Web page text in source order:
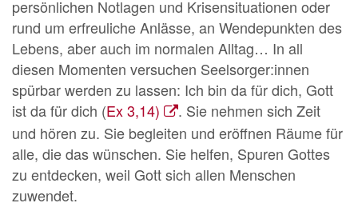
persönlichen Notlagen und Krisensituationen oder
rund um erfreuliche Anlässe, an Wendepunkten des
Lebens, aber auch im normalen Alltag… In all
diesen Momenten versuchen Seelsorger:innen
spürbar werden zu lassen: Ich bin da für dich, Gott
ist da für dich (Ex 3,14)
. Sie nehmen sich Zeit
und hören zu. Sie begleiten und eröffnen Räume für
alle, die das wünschen. Sie helfen, Spuren Gottes
zu entdecken, weil Gott sich allen Menschen
zuwendet.